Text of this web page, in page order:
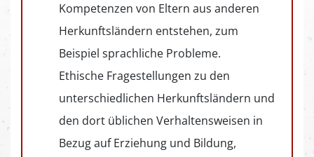
Kompetenzen von Eltern aus anderen
Herkunftsländern entstehen, zum
Beispiel sprachliche Probleme.
Ethische Fragestellungen zu den
unterschiedlichen Herkunftsländern und
den dort üblichen Verhaltensweisen in
Bezug auf Erziehung und Bildung,